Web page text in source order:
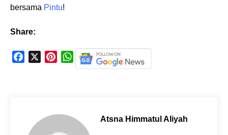
bersama Pintu!
Share:
e
W
h
A
Atsna Himmatul Aliyah